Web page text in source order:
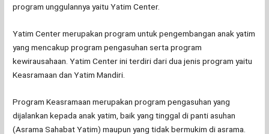
program unggulannya yaitu Yatim Center.
Yatim Center merupakan program untuk pengembangan anak yatim
yang mencakup program pengasuhan serta program
kewirausahaan. Yatim Center ini terdiri dari dua jenis program yaitu
Keasramaan dan Yatim Mandiri.
Program Keasramaan merupakan program pengasuhan yang
dijalankan kepada anak yatim, baik yang tinggal di panti asuhan
(Asrama Sahabat Yatim) maupun yang tidak bermukim di asrama.